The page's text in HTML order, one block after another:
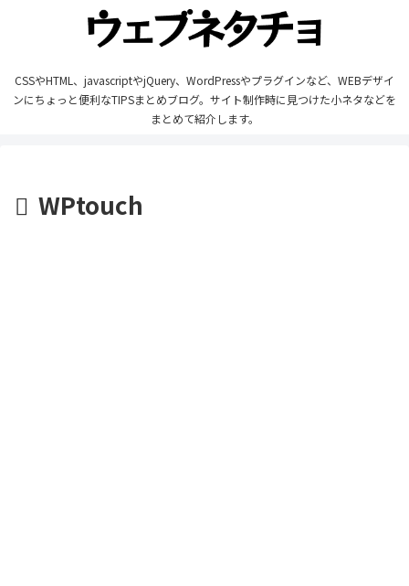
CSSやHTML、javascriptやjQuery、WordPressやプラグインなど、WEBデザイ
ンにちょっと便利なTIPSまとめブログ。サイト制作時に見つけた小ネタなどを
まとめて紹介します。
WPtouch